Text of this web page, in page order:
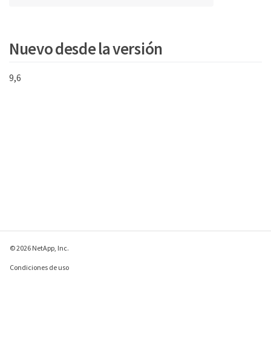
Nuevo desde la versión
9,6
© 2026 NetApp, Inc.
Condiciones de uso